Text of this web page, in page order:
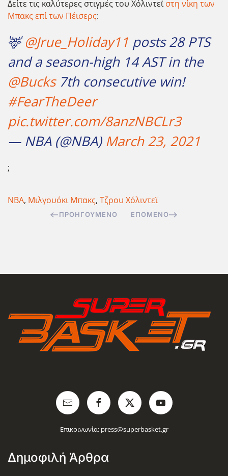
Δείτε τις καλύτερες στιγμές του Χόλιντεϊστη νίκη των
Μπακς επί των Πέισερς:
🦌@Jrue_Holiday11 posts 28 PTS
and a season-high 14 AST in the
@Bucks7th consecutive win!
#FearTheDeer
pic.twitter.com/8anzNBCLr3
— NBA (@NBA) March 23, 2021
;
NBA, Μιλγουόκι Μπακς, Τζρου Χόλιντεϊ
ΠΡΟΗΓΟΎΜΕΝΟ ΕΠΌΜΕΝΟ
Επικοινωνία: press@superbasket.gr
Δημοφιλή Άρθρα